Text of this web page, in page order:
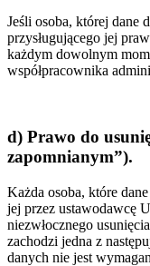
Jeśli osoba, której dane
przysługującego jej
każdym dowolnym
współpracownika
d) Prawo do
zapomnianym”).
Każda osoba, które
jej przez ustawodawcę
niezwłocznego
zachodzi jedna z
danych nie jest